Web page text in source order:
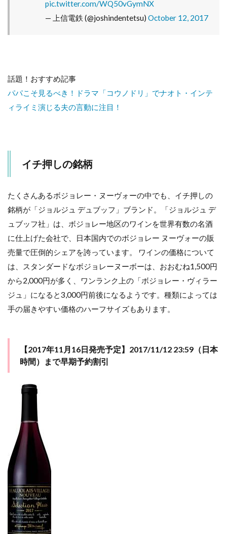
pic.twitter.com/WQ50vGymNX
— 上信電鉄 (@joshindentetsu) October 12, 2017
話題！おすすめ記事
パパこそ見るべき！ドラマ「コウノドリ」でナオト・インテ
ィライミ演じる夫の言動に注目！
イチ押しの銘柄
たくさんあるボジョレー・ヌーヴォーの中でも、イチ押しの
銘柄が「ジョルジュ デュブッフ」ブランド。「ジョルジュ デ
ュブッフ社」は、ボジョレー地区のワインを世界有数の名酒
に仕上げた会社で、日本国内でのボジョレー ヌーヴォーの販
売量で圧倒的シェアを誇っています。 ワインの価格について
は、スタンダードなボジョレーヌーボーは、おおむね1,500円
から2,000円が多く、ワンランク上の「ボジョレー・ヴィラー
ジュ」になると3,000円前後になるようです。種類によっては
手の届きやすい価格のハーフサイズもあります。
【2017年11月16日発売予定】2017/11/12 23:59（日本
時間）まで早期予約割引